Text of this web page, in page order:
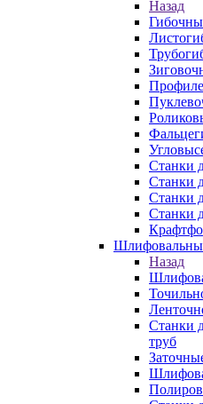
Назад
Станки
Станки
Станки
Станки
Назад
Станки
труб